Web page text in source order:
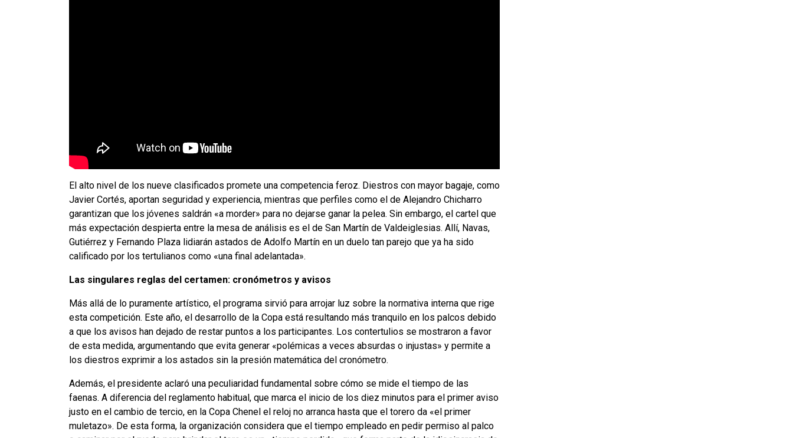
El alto nivel de los nueve clasificados promete una competencia feroz. Diestros con mayor bagaje, como
Javier Cortés, aportan seguridad y experiencia, mientras que perfiles como el de Alejandro Chicharro
garantizan que los jóvenes saldrán «a morder» para no dejarse ganar la pelea. Sin embargo, el cartel que
más expectación despierta entre la mesa de análisis es el de San Martín de Valdeiglesias. Allí, Navas,
Gutiérrez y Fernando Plaza lidiarán astados de Adolfo Martín en un duelo tan parejo que ya ha sido
calificado por los tertulianos como «una final adelantada».
Las singulares reglas del certamen: cronómetros y avisos
Más allá de lo puramente artístico, el programa sirvió para arrojar luz sobre la normativa interna que rige
esta competición. Este año, el desarrollo de la Copa está resultando más tranquilo en los palcos debido
a que los avisos han dejado de restar puntos a los participantes. Los contertulios se mostraron a favor
de esta medida, argumentando que evita generar «polémicas a veces absurdas o injustas» y permite a
los diestros exprimir a los astados sin la presión matemática del cronómetro.
Además, el presidente aclaró una peculiaridad fundamental sobre cómo se mide el tiempo de las
faenas. A diferencia del reglamento habitual, que marca el inicio de los diez minutos para el primer aviso
justo en el cambio de tercio, en la Copa Chenel el reloj no arranca hasta que el torero da «el primer
muletazo». De esta forma, la organización considera que el tiempo empleado en pedir permiso al palco